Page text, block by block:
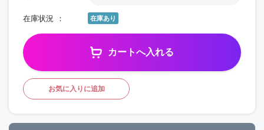
在庫状況 在庫あり
カートへ入れる
お気に入りに追加